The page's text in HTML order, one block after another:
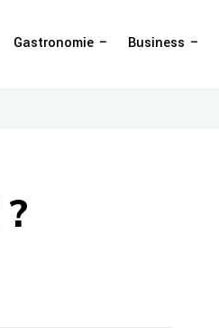
Gastronomie Business